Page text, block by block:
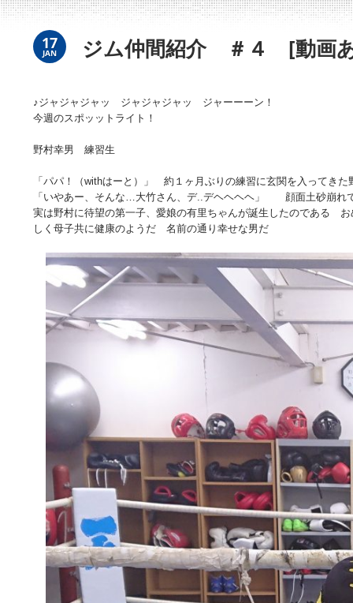
17
JAN ジム仲間紹介 ＃４ [動画
♪ジャジャジャッ ジャジャジャッ ジャーーーン！
今週のスポッットライト！
野村幸男 練習生
「パパ！（withはーと）」 約１ヶ月ぶりの練習に玄関を入ってきた
「いやあー、そんな…大竹さん、デ..デヘヘヘヘ」 顔面土砂崩れ
実は野村に待望の第一子、愛娘の有里ちゃんが誕生したのである
しく母子共に健康のようだ 名前の通り幸せな男だ